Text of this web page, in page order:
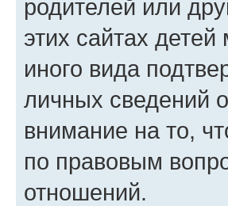
родителей или
этих сайтах
иного вида
личных сведений
внимание на то,
по правовым
отношений.